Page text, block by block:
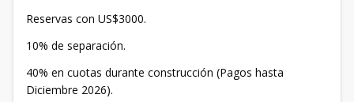
Reservas con US$3000.
10% de separación.
40% en cuotas durante construcción (Pagos hasta
Diciembre 2026).